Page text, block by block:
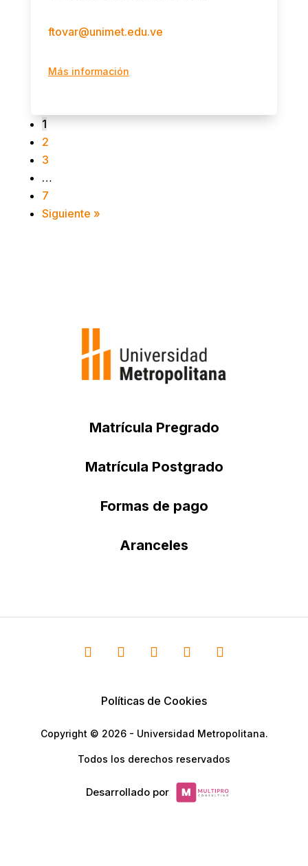
ftovar@unimet.edu.ve
Más información
1
2
3
…
7
Siguiente »
Matrícula Pregrado
Matrícula Postgrado
Formas de pago
Aranceles
Políticas de Cookies
Copyright © 2026 - Universidad Metropolitana.
Todos los derechos reservados
Desarrollado por